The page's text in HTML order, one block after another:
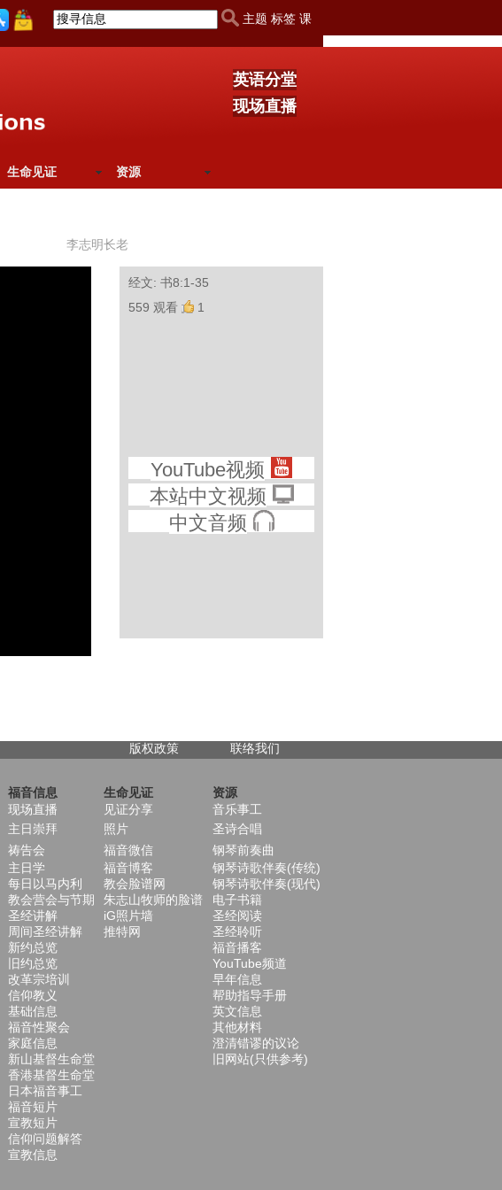
主题 标签 课
英语分堂
现场直播
生命见证 资源
李志明长老
经文: 书8:1-35
559 观看
1
YouTube视频
本站中文视频
中文音频
版权政策 联络我们
福音信息 生命见证
资源
现场直播 见证分享
音乐事工
主日崇拜 照片
圣诗合唱
祷告会 福音微信
钢琴前奏曲
主日学 福音博客
钢琴诗歌伴奏(传统)
每日以马内利 教会脸谱网
钢琴诗歌伴奏(现代)
教会营会与节期 朱志山牧师的脸谱
电子书籍
圣经讲解 iG照片墙
圣经阅读
周间圣经讲解 推特网
圣经聆听
新约总览
福音播客
旧约总览
YouTube频道
改革宗培训
早年信息
信仰教义
帮助指导手册
基础信息
英文信息
福音性聚会
其他材料
家庭信息
澄清错谬的议论
新山基督生命堂
旧网站(只供参考)
香港基督生命堂
日本福音事工
福音短片
宣教短片
信仰问题解答
宣教信息